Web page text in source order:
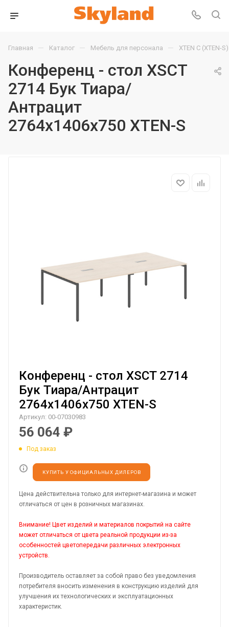
Главная — Каталог — Мебель для персонала — XTEN С (XTEN-S)
Конференц - стол XSCT
2714 Бук Тиара/
Антрацит
2764х1406х750 XTEN-S
Конференц - стол XSCT 2714
Бук Тиара/Антрацит
2764х1406х750 XTEN-S
Артикул: 00-07030983
56 064 ₽
Под заказ
КУПИТЬ У ОФИЦИАЛЬНЫХ ДИЛЕРОВ
Цена действительна только для интернет-магазина и может
отличаться от цен в розничных магазинах.
Внимание! Цвет изделий и материалов покрытий на сайте
может отличаться от цвета реальной продукции из-за
особенностей цветопередачи различных электронных
устройств.
Производитель оставляет за собой право без уведомления
потребителя вносить изменения в конструкцию изделий для
улучшения их технологических и эксплуатационных
характеристик.